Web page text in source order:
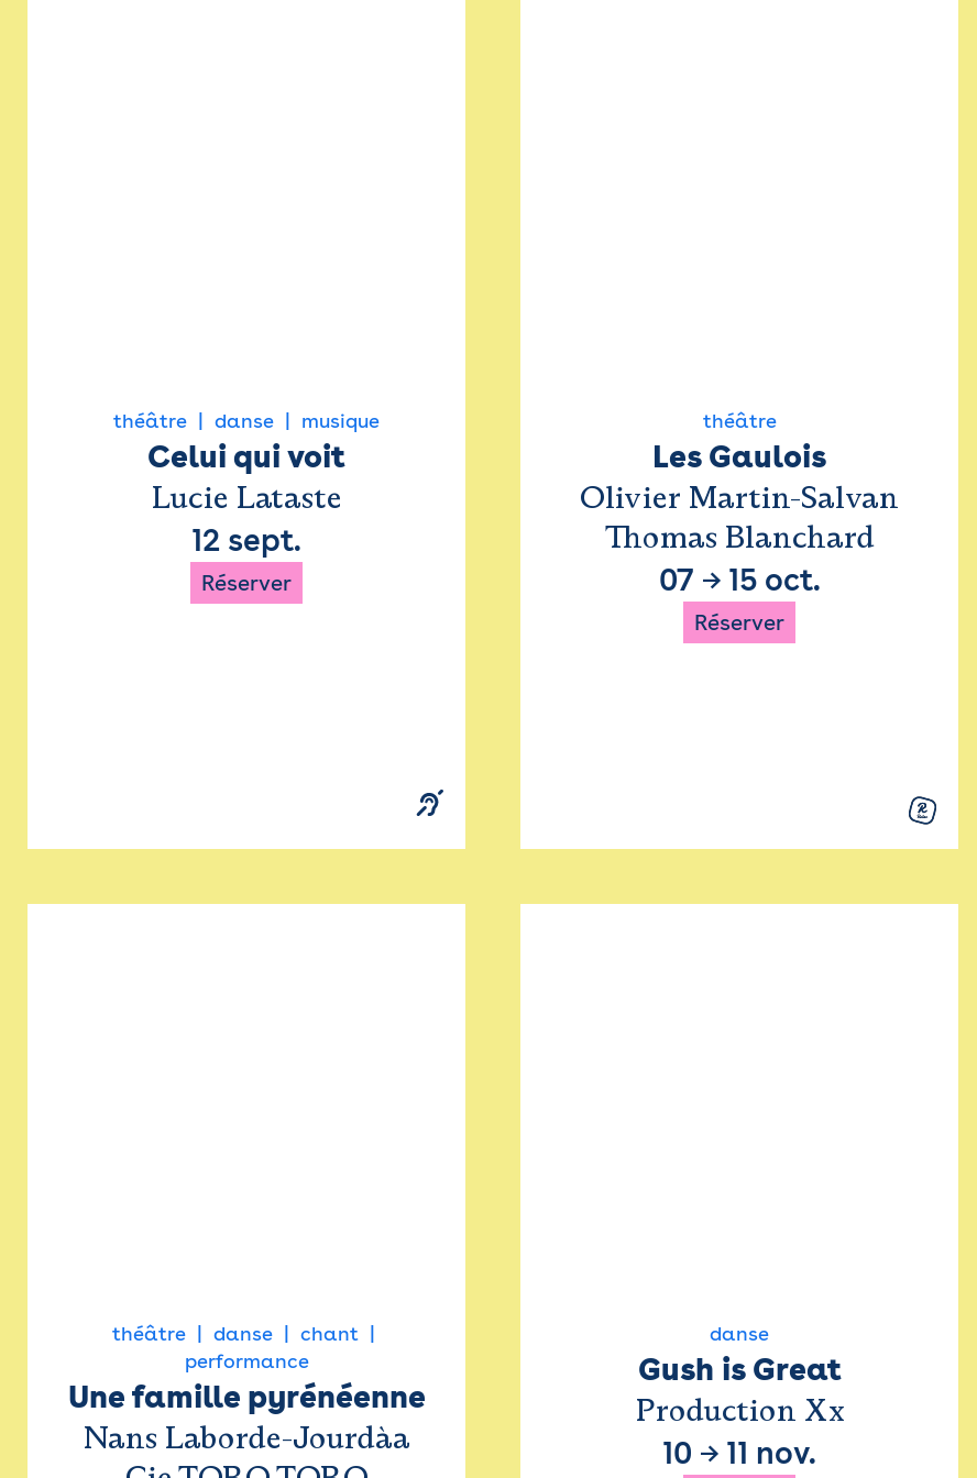
théâtre danse musique
Celui qui voit
Lucie Lataste
12 sept.
Réserver
théâtre
Les Gaulois
Olivier Martin-Salvan
Thomas Blanchard
07 → 15 oct.
Réserver
théâtre danse
chant
performance
Une famille pyrénéenne
Nans Laborde-Jourdàa
danse
Gush is Great
Production Xx
10 → 11 nov.